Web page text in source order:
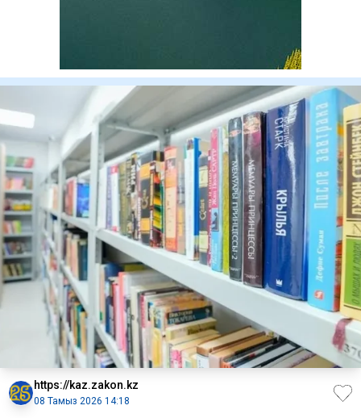
https://kaz.zakon.kz
08 Тамыз 2026 14:18